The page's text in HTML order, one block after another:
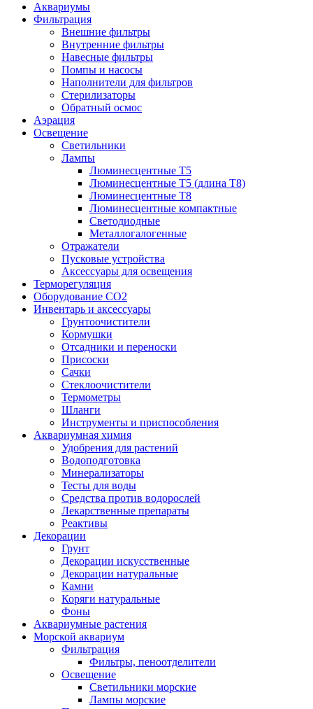
Аквариумы
Фильтрация
Внешние фильтры
Внутренние фильтры
Навесные фильтры
Помпы и насосы
Наполнители для фильтров
Стерилизаторы
Обратный осмос
Аэрация
Освещение
Светильники
Лампы
Люминесцентные T5
Люминесцентные T5 (длина T8)
Люминесцентные T8
Люминесцентные компактные
Светодиодные
Металлогалогенные
Отражатели
Пусковые устройства
Аксессуары для освещения
Терморегуляция
Оборудование CO2
Инвентарь и аксессуары
Грунтоочистители
Кормушки
Отсадники и переноски
Присоски
Сачки
Стеклоочистители
Термометры
Шланги
Инструменты и приспособления
Аквариумная химия
Удобрения для растений
Водоподготовка
Минерализаторы
Тесты для воды
Средства против водорослей
Лекарственные препараты
Реактивы
Декорации
Грунт
Декорации искусственные
Декорации натуральные
Камни
Коряги натуральные
Фоны
Аквариумные растения
Морской аквариум
Фильтрация
Фильтры, пеноотделители
Освещение
Светильники морские
Лампы морские